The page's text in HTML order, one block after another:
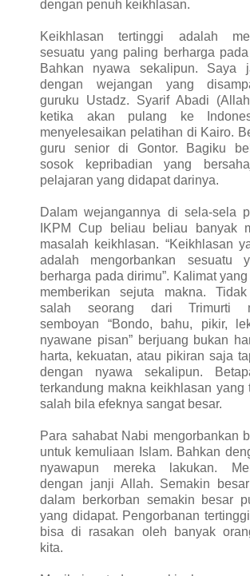
dengan penuh keikhlasan.
Keikhlasan tertinggi adalah
sesuatu yang paling berharga
Bahkan nyawa sekalipun. Saya
dengan wejangan yang
guruku Ustadz. Syarif Abadi
ketika akan pulang ke
menyelesaikan pelatihan di Kairo.
guru senior di Gontor. Bagiku
sosok kepribadian yang
pelajaran yang didapat darinya.
Dalam wejangannya di sela-sela
IKPM Cup beliau beliau banyak
masalah keikhlasan. “Keikhlasan
adalah mengorbankan sesuatu
berharga pada dirimu”. Kalimat
memberikan sejuta makna.
salah seorang dari Trimurti
semboyan “Bondo, bahu, pikir,
nyawane pisan” berjuang bukan
harta, kekuatan, atau pikiran saja
dengan nyawa sekalipun.
terkandung makna keikhlasan yang
salah bila efeknya sangat besar.
Para sahabat Nabi mengorbankan
untuk kemuliaan Islam. Bahkan
nyawapun mereka lakukan.
dengan janji Allah. Semakin
dalam berkorban semakin besar
yang didapat. Pengorbanan
bisa di rasakan oleh banyak
kita.